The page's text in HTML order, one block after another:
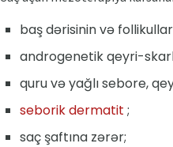
baş dərisinin və
androgenetik qeyri-
quru və yağlı sebore,
seborik dermatit ;
saç şaftına zərər;